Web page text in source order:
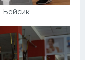
Бейсик